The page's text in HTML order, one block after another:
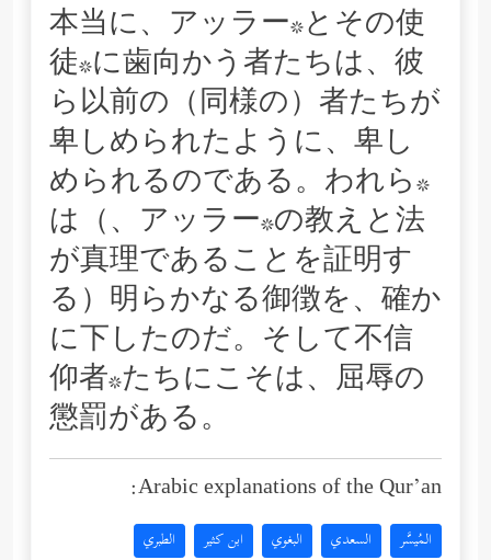
本当に、アッラー*とその使
徒*に歯向かう者たちは、彼
ら以前の（同様の）者たちが
卑しめられたように、卑し
められるのである。われら*
は（、アッラー*の教えと法
が真理であることを証明す
る）明らかなる御徴を、確か
に下したのだ。そして不信
仰者*たちにこそは、屈辱の
懲罰がある。
Arabic explanations of the Qur’an:
المُيسَّر السعدي البغوي ابن كثير الطبري